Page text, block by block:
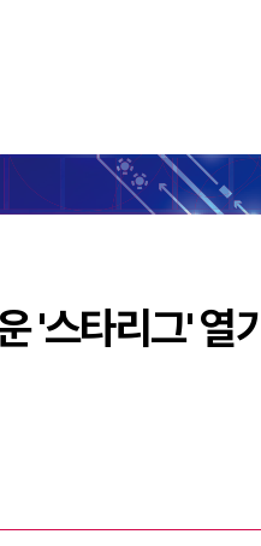
그' 열기
'스타리그' 열기